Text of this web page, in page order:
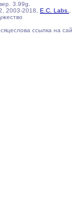
3.99g.
2003-2018, E.C. Labs.
ссылка на